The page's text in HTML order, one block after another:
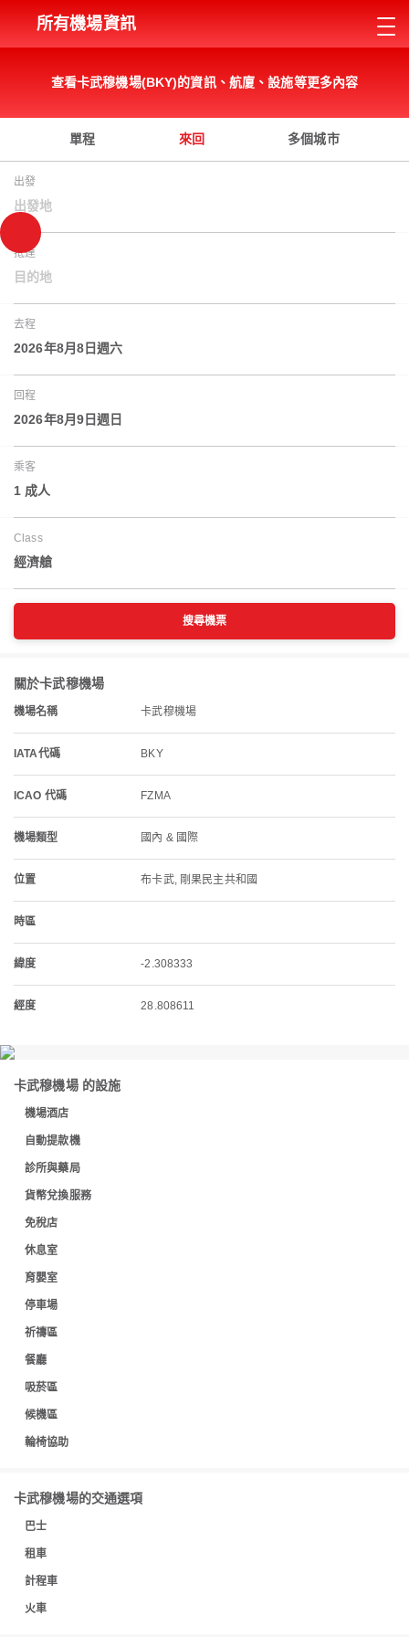
所有機場資訊
查看卡武穆機場(BKY)的資訊、航廈、設施等更多內容
單程 來回 多個城市
出發
出發地
抵達
目的地
去程
2026年8月8日週六
回程
2026年8月9日週日
乘客
1 成人
Class
經濟艙
搜尋機票
關於卡武穆機場
機場名稱 卡武穆機場
IATA代碼 BKY
ICAO 代碼 FZMA
機場類型 國內 & 國際
位置 布卡武, 剛果民主共和國
時區
緯度 -2.308333
經度 28.808611
卡武穆機場 的設施
機場酒店
自動提款機
診所與藥局
貨幣兌換服務
免稅店
休息室
育嬰室
停車場
祈禱區
餐廳
吸菸區
候機區
輪椅協助
卡武穆機場的交通選項
巴士
租車
計程車
火車